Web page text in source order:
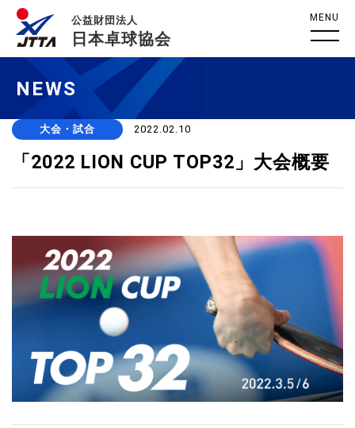
公益財団法人
日本卓球協会
MENU
NEWS
大会・試合 2022.02.10
「2022 LION CUP TOP32」大会概要